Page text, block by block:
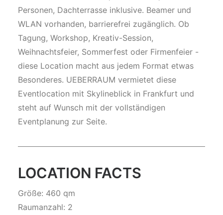
Personen, Dachterrasse inklusive. Beamer und
WLAN vorhanden, barrierefrei zugänglich. Ob
Tagung, Workshop, Kreativ-Session,
Weihnachtsfeier, Sommerfest oder Firmenfeier -
diese Location macht aus jedem Format etwas
Besonderes. UEBERRAUM vermietet diese
Eventlocation mit Skylineblick in Frankfurt und
steht auf Wunsch mit der vollständigen
Eventplanung zur Seite.
LOCATION FACTS
Größe: 460 qm
Raumanzahl: 2